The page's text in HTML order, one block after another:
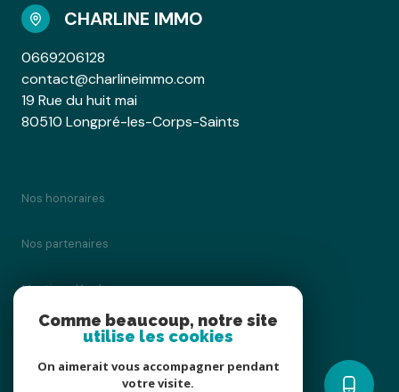
CHARLINE IMMO
0669206128
contact@charlineimmo.com
19 Rue du huit mai
80510 Longpré-les-Corps-Saints
Nos honoraires
Nos partenaires
Mentions légales
Comme beaucoup, notre site
utilise les cookies
On aimerait vous accompagner pendant
votre visite.